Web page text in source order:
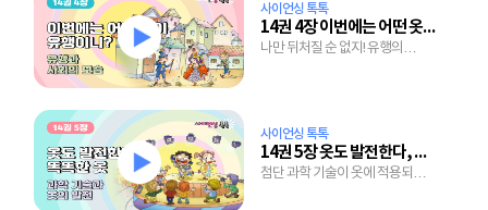
사이언싱 톡톡
14권 4장 이번에는 어떤 옷이 유행이니?
나만 뒤처질 순 없지! 유행의
사이언싱 톡톡
14권 5장 옷도 발전한다, 똑똑한 옷
첨단 과학 기술이 옷에 적용되면